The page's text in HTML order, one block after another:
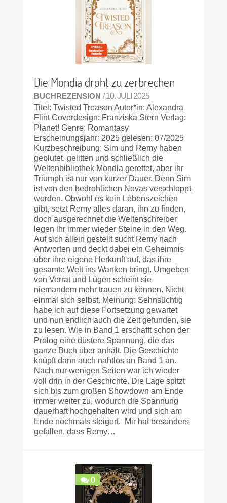
Die Mondia droht zu zerbrechen
BUCHREZENSION / 10. JULI 2025
Titel: Twisted Treason Autor*in: Alexandra
Flint Coverdesign: Franziska Stern Verlag:
Planet! Genre: Romantasy
Erscheinungsjahr: 2025 gelesen: 07/2025
Kurzbeschreibung: Sim und Remy haben
geblutet, gelitten und schließlich die
Weltenbibliothek Mondia gerettet, aber ihr
Triumph ist nur von kurzer Dauer. Denn Sim
ist von den bedrohlichen Novas verschleppt
worden. Obwohl es kein Lebenszeichen
gibt, setzt Remy alles daran, ihn zu finden,
doch ausgerechnet die Weltenschreiber
legen ihr immer wieder Steine in den Weg.
Auf sich allein gestellt sucht Remy nach
Antworten und deckt dabei ein Geheimnis
über ihre eigene Herkunft auf, das ihre
gesamte Welt ins Wanken bringt. Umgeben
von Verrat und Lügen scheint sie
niemandem mehr trauen zu können. Nicht
einmal sich selbst. Meinung: Sehnsüchtig
habe ich auf diese Fortsetzung gewartet
und nun endlich auch die Zeit gefunden, sie
zu lesen. Wie in Band 1 erschafft schon der
Prolog eine düstere Spannung, die das
ganze Buch über anhält. Die Geschichte
knüpft dann auch nahtlos an Band 1 an.
Nach nur wenigen Seiten war ich wieder
voll drin in der Geschichte. Die Lage spitzt
sich bis zum großen Showdown am Ende
immer weiter zu, wodurch die Spannung
dauerhaft hochgehalten wird und sich am
Ende nochmals steigert. Mir hat besonders
gefallen, dass Remy…
0